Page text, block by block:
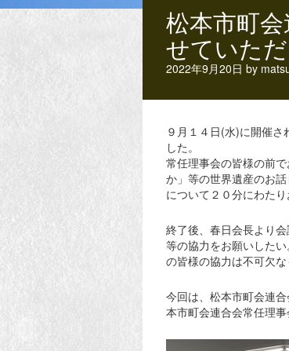
松本市町
せていただ
2022年9月20日 by
９月１４日(水)に開催
した。
常任理事会の皆様の前
か」等の世界遺産のお
について２０分にわた
終了後、春日会長より
等の協力をお願いした
の皆様の協力は不可欠
今回は、松本市町会連
本市町会連合会常任理